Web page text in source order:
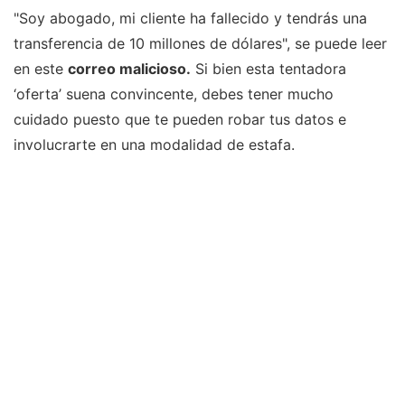
"Soy abogado, mi cliente ha fallecido y tendrás una
transferencia de 10 millones de dólares", se puede leer
en este correo malicioso. Si bien esta tentadora
‘oferta’ suena convincente, debes tener mucho
cuidado puesto que te pueden robar tus datos e
involucrarte en una modalidad de estafa.